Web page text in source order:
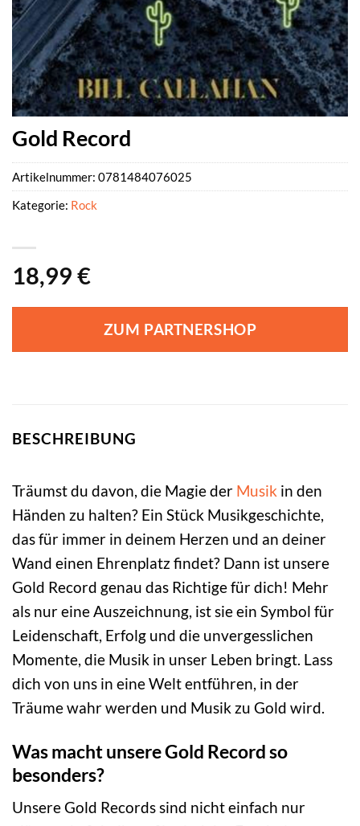
Gold Record
18,99 €
ZUM PARTNERSHOP
Artikelnummer: 0781484076025
Kategorie: Rock
BESCHREIBUNG
Träumst du davon, die Magie der Musik in den
Händen zu halten? Ein Stück Musikgeschichte,
das für immer in deinem Herzen und an deiner
Wand einen Ehrenplatz findet? Dann ist unsere
Gold Record genau das Richtige für dich! Mehr
als nur eine Auszeichnung, ist sie ein Symbol für
Leidenschaft, Erfolg und die unvergesslichen
Momente, die Musik in unser Leben bringt. Lass
dich von uns in eine Welt entführen, in der
Träume wahr werden und Musik zu Gold wird.
Was macht unsere Gold Record so
besonders?
Unsere Gold Records sind nicht einfach nur